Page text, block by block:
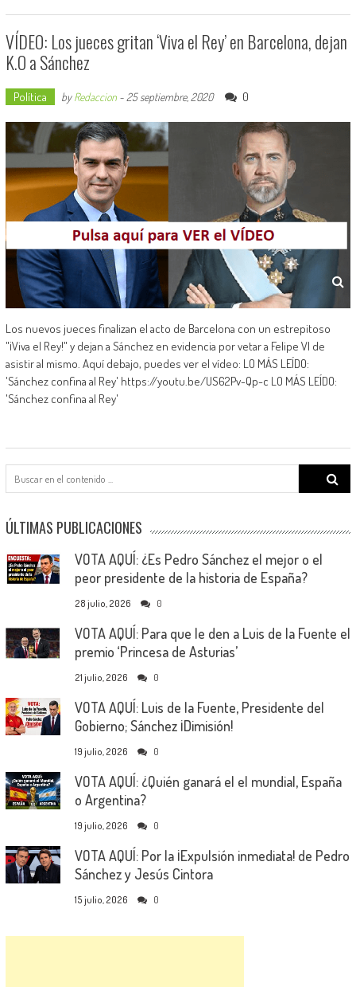
VÍDEO: Los jueces gritan ‘Viva el Rey’ en Barcelona, dejan
K.O a Sánchez
Política byRedaccion- 25 septiembre, 2020 0
Los nuevos jueces finalizan el acto de Barcelona con un estrepitoso
"¡Viva el Rey!" y dejan a Sánchez en evidencia por vetar a Felipe VI de
asistir al mismo. Aquí debajo, puedes ver el vídeo: LO MÁS LEÍDO:
'Sánchez confina al Rey' https://youtu.be/US62Pv-Qp-c LO MÁS LEÍDO:
'Sánchez confina al Rey'
Search
for:
ÚLTIMAS PUBLICACIONES
VOTA AQUÍ: ¿Es Pedro Sánchez el mejor o el
peor presidente de la historia de España?
28 julio, 2026 0
VOTA AQUÍ: Para que le den a Luis de la Fuente el
premio ‘Princesa de Asturias’
21 julio, 2026 0
VOTA AQUÍ: Luis de la Fuente, Presidente del
Gobierno; Sánchez ¡Dimisión!
19 julio, 2026 0
VOTA AQUÍ: ¿Quién ganará el el mundial, España
o Argentina?
19 julio, 2026 0
VOTA AQUÍ: Por la ¡Expulsión inmediata! de Pedro
Sánchez y Jesús Cintora
15 julio, 2026 0